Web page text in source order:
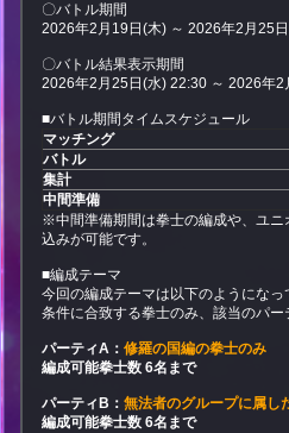
〇バトル期間
2026年2月19日(木) ～ 2026年2月25
〇バトル結果表示期間
2026年2月25日(水) 22:30 ～ 2026年2
■バトル期間タイムスケジュール
マッチング
バトル
集計
中間準備
※中間準備期間は拳士の編成や、ユニ
込みが可能です。
■編成テーマ
今回の編成テーマは以下のようになっ
条件に合致する拳士のみ、該当のパー
パーティA：修羅の国編の拳士のみ
編成可能拳士数 6名まで
パーティB：無法者のグループに属し
編成可能拳士数 6名まで